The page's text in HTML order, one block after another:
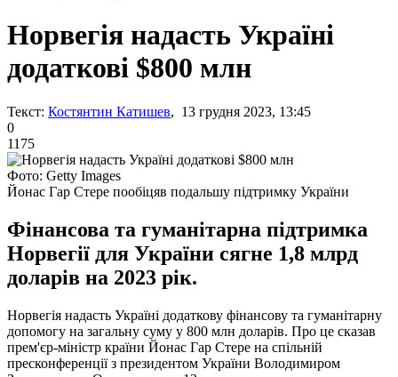
Норвегія надасть Україні
додаткові $800 млн
Текст: Костянтин Катишев, 13 грудня 2023, 13:45
0
1175
Фото: Getty Images
Йонас Гар Стере пообіцяв подальшу підтримку України
Фінансова та гуманітарна підтримка
Норвегії для України сягне 1,8 млрд
доларів на 2023 рік.
Норвегія надасть Україні додаткову фінансову та гуманітарну
допомогу на загальну суму у 800 млн доларів. Про це сказав
прем'єр-міністр країни Йонас Гар Стере на спільній
пресконференції з президентом України Володимиром